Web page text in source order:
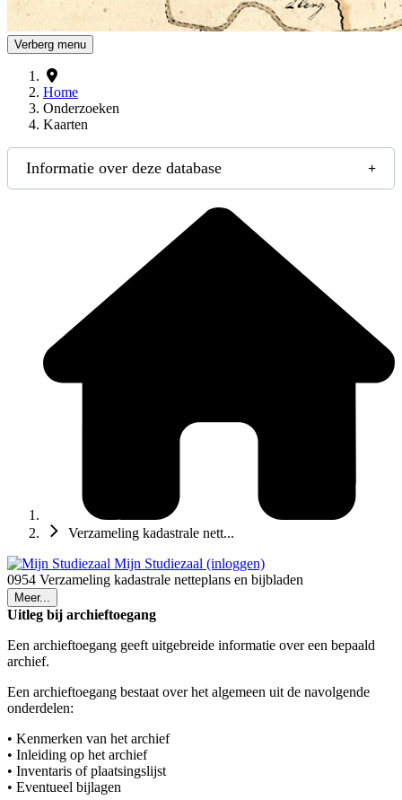
Verberg menu
Home
Onderzoeken
Kaarten
Informatie over deze database
Verzameling kadastrale nett...
Mijn Studiezaal (inloggen)
0954 Verzameling kadastrale netteplans en bijbladen
Meer...
Uitleg bij archieftoegang
Een archieftoegang geeft uitgebreide informatie over een bepaald
archief.
Een archieftoegang bestaat over het algemeen uit de navolgende
onderdelen:
• Kenmerken van het archief
• Inleiding op het archief
• Inventaris of plaatsingslijst
• Eventueel bijlagen